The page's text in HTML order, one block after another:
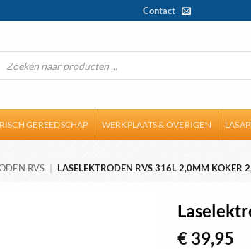
Contact
zoeken
GEREEDSCHAP WERKPLAATS & OVERIGEN
RVS | LASELEKTRODEN RVS 316L 2,0MM KOKER
€ 39,95